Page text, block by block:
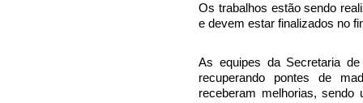
Os trabalhos estão sendo
e devem estar finalizados no
As equipes da Secretaria
recuperando pontes de
receberam melhorias,